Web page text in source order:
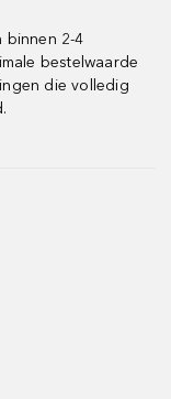
binnen 2-4
bestelwaarde
die volledig